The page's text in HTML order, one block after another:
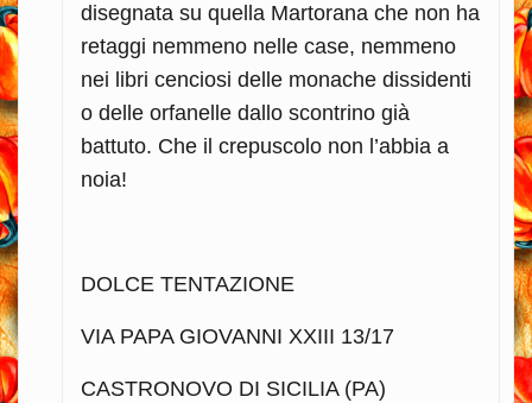
disegnata su quella Martorana che non ha
retaggi nemmeno nelle case, nemmeno
nei libri cenciosi delle monache dissidenti
o delle orfanelle dallo scontrino già
battuto. Che il crepuscolo non l’abbia a
noia!
DOLCE TENTAZIONE
VIA PAPA GIOVANNI XXIII 13/17
CASTRONOVO DI SICILIA (PA)